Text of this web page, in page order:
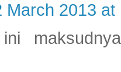
March 2013 at